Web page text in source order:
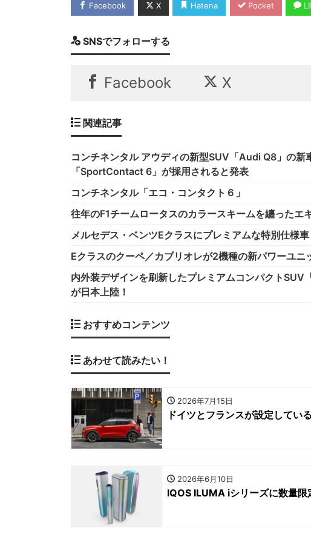
Facebook X Hatena Pocket
SNSでフォローする
Facebook X
関連記事
コンチネンタル アウディの新型SUV「Audi Q8」の
「SportContact 6」が採用されると発表
コンチネンタル「エコ・コンタクト６」
往年のF1チームロータスのカラースキームを纏ったエ
メルセデス・ベンツEクラスにプレミアムな特別仕様
Eクラスのクーペ／カブリオレが2機種の新パワーユニ
内外装デザインを刷新したプレミアムコンパクト
が日本上陸！
おすすめコンテンツ
あわせて読みたい！
2026年7月15日
ドイツとフランスが設定してい
2026年6月10日
IQOS ILUMA iシリーズに数量